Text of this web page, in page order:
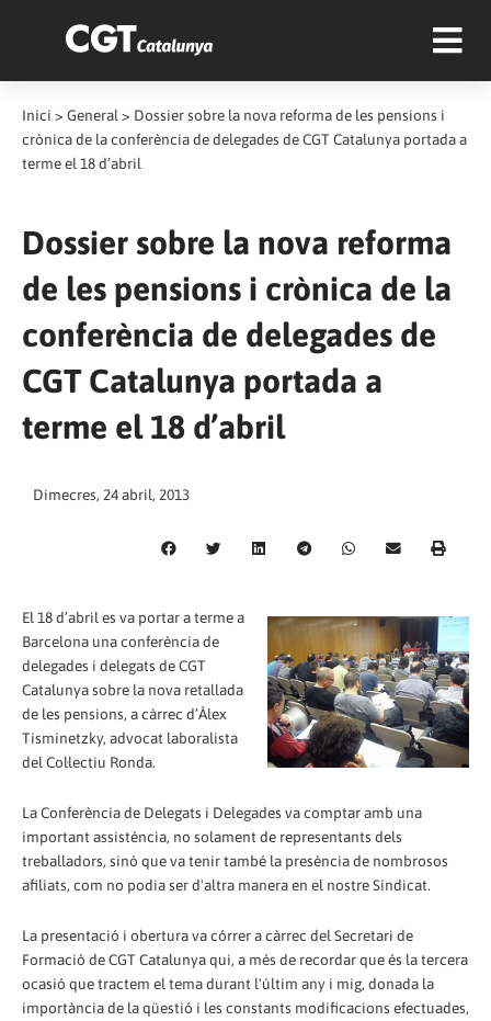
Inici > General > Dossier sobre la nova reforma de les pensions i
crònica de la conferència de delegades de CGT Catalunya portada a
terme el 18 d’abril
Dossier sobre la nova reforma
de les pensions i crònica de la
conferència de delegades de
CGT Catalunya portada a
terme el 18 d’abril
Dimecres, 24 abril, 2013
El 18 d’abril es va portar a terme a
Barcelona una conferència de
delegades i delegats de CGT
Catalunya sobre la nova retallada
de les pensions, a càrrec d’Àlex
Tisminetzky, advocat laboralista
del Col·lectiu Ronda.
La Conferència de Delegats i Delegades va comptar amb una
important assistència, no solament de representants dels
treballadors, sinó que va tenir també la presència de nombrosos
afiliats, com no podia ser d'altra manera en el nostre Sindicat.
La presentació i obertura va córrer a càrrec del Secretari de
Formació de CGT Catalunya qui, a més de recordar que és la tercera
ocasió que tractem el tema durant l'últim any i mig, donada la
importància de la qüestió i les constants modificacions efectuades,